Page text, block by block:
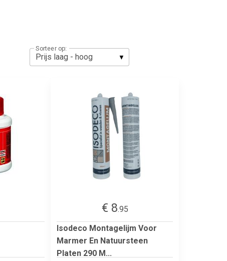
Sorteer op:
€ 8.95
Isodeco Montagelijm Voor
Marmer En Natuursteen
Platen 290 M...